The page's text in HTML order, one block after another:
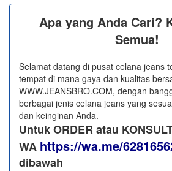
Apa yang Anda Cari?
Semua!
Selamat datang di pusat celana jeans
tempat di mana gaya dan kualitas
WWW.JEANSBRO.COM, dengan
berbagai jenis celana jeans yang
dan keinginan Anda.
Untuk ORDER atau
WA https://wa.me/
dibawah